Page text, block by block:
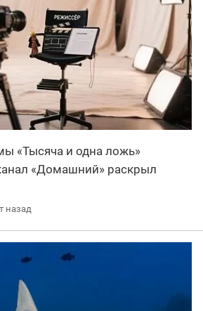
«Тысяча и одна ложь»
«Домашний» раскрыл
назад